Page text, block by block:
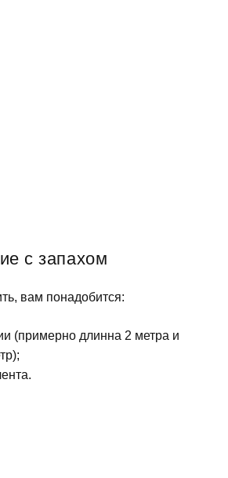
с запахом
вам понадобится:
(примерно длинна 2 метра и